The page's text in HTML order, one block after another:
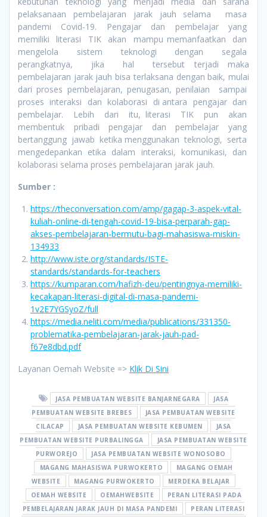
pelaksanaan pembelajaran jarak jauh selama masa
pandemi Covid-19. Pengajar dan pembelajar yang
memiliki literasi TIK akan mampu memanfaatkan dan
mengelola sistem teknologi dengan segala
perangkatnya, jika hal tersebut terjadi maka
pembelajaran jarak jauh bisa terlaksana dengan baik, mulai
dari proses pembelajaran, penugasan, penilaian sampai
proses interaksi dan kolaborasi di antara pengajar dan
pembelajar. Lebih dari itu, literasi TIK pun akan
membentuk pribadi pengajar dan pembelajar yang
bertanggung jawab ketika menggunakan teknologi, serta
mengedepankan etika dalam interaksi, komunikasi, dan
kolaborasi selama proses pembelajaran jarak jauh.
Sumber :
https://theconversation.com/amp/gagap-3-aspek-vital-
kuliah-online-di-tengah-covid-19-bisa-perparah-gap-
akses-pembelajaran-bermutu-bagi-mahasiswa-miskin-
134933
http://www.iste.org/standards/ISTE-
standards/standards-for-teachers
https://kumparan.com/hafizh-deu/pentingnya-memiliki-
kecakapan-literasi-digital-di-masa-pandemi-
1v2E7YGSyoZ/full
https://media.neliti.com/media/publications/331350-
problematika-pembelajaran-jarak-jauh-pad-
f67e8dbd.pdf
Layanan Oemah Website => Klik Di Sini
JASA PEMBUATAN WEBSITE BANJARNEGARA
JASA
PEMBUATAN WEBSITE BREBES
JASA PEMBUATAN WEBSITE
CILACAP
JASA PEMBUATAN WEBSITE KEBUMEN
JASA
PEMBUATAN WEBSITE PURBALINGGA
JASA PEMBUATAN WEBSITE
PURWOREJO
JASA PEMBUATAN WEBSITE WONOSOBO
MAGANG MAHASISWA PURWOKERTO
MAGANG OEMAH
WEBSITE
MAGANG PURWOKERTO
MERDEKA BELAJAR
OEMAH WEBSITE
OEMAHWEBSITE
PERAN LITERASI PADA
PEMBELAJARAN JARAK JAUH DI MASA PANDEMI
PERAN LITERASI